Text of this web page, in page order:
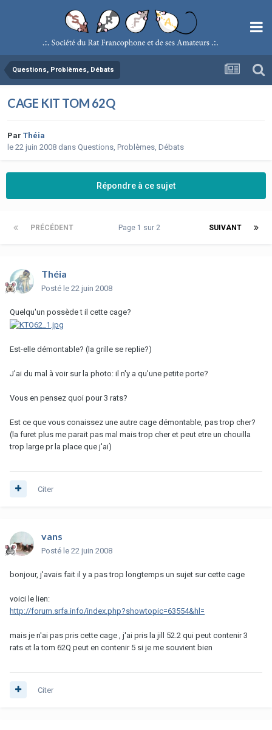
Questions, Problèmes, Débats
CAGE KIT TOM 62Q
Par Théia
le 22 juin 2008 dans Questions, Problèmes, Débats
Répondre à ce sujet
PRÉCÉDENT SUIVANT
Page 1 sur 2
Théia
Posté le 22 juin 2008
Quelqu'un possède t il cette cage?
Est-elle démontable? (la grille se replie?)
J'ai du mal à voir sur la photo: il n'y a qu'une petite porte?
Vous en pensez quoi pour 3 rats?
Est ce que vous conaissez une autre cage démontable, pas trop cher?
(la furet plus me parait pas mal mais trop cher et peut etre un chouilla
trop large pr la place que j'ai)
Citer
vans
Posté le 22 juin 2008
bonjour, j'avais fait il y a pas trop longtemps un sujet sur cette cage
voici le lien:
http://forum.srfa.info/index.php?showtopic=63554&hl=
mais je n'ai pas pris cette cage , j'ai pris la jill 52.2 qui peut contenir 3
rats et la tom 62Q peut en contenir 5 si je me souvient bien
Citer